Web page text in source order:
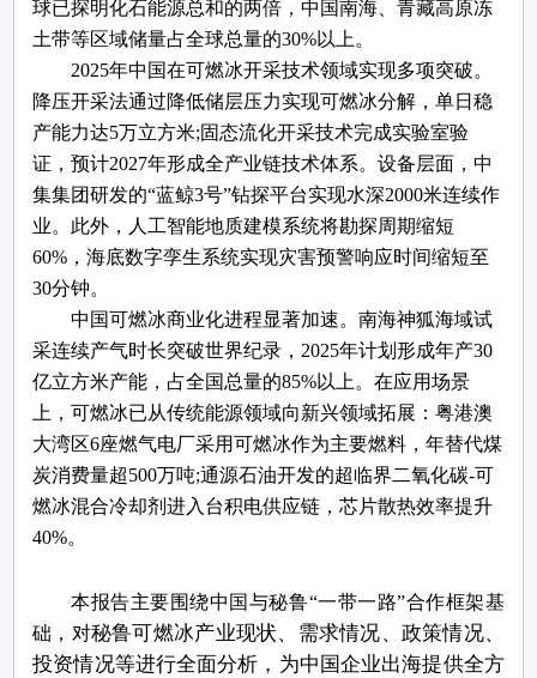
球已探明化石能源总和的两倍，中国南海、青藏高原冻
土带等区域储量占全球总量的30%以上。
2025年中国在可燃冰开采技术领域实现多项突破。
降压开采法通过降低储层压力实现可燃冰分解，单日稳
产能力达5万立方米;固态流化开采技术完成实验室验
证，预计2027年形成全产业链技术体系。设备层面，中
集集团研发的“蓝鲸3号”钻探平台实现水深2000米连续作
业。此外，人工智能地质建模系统将勘探周期缩短
60% ，海底数字孪生系统实现灾害预警响应时间缩短至
30分钟。
中国可燃冰商业化进程显著加速。南海神狐海域试
采连续产气时长突破世界纪录， 2025年计划形成年产30
亿立方米产能，占全国总量的85%以上。在应用场景
上，可燃冰已从传统能源领域向新兴领域拓展：粤港澳
大湾区6座燃气电厂采用可燃冰作为主要燃料，年替代煤
炭消费量超500万吨;通源石油开发的超临界二氧化碳-可
燃冰混合冷却剂进入台积电供应链，芯片散热效率提升
40%。
本报告主要围绕中国与秘鲁“一带一路”合作框架基
础，对秘鲁可燃冰产业现状、需求情况、政策情况、
投资情况等进行全面分析，为中国企业出海提供全方